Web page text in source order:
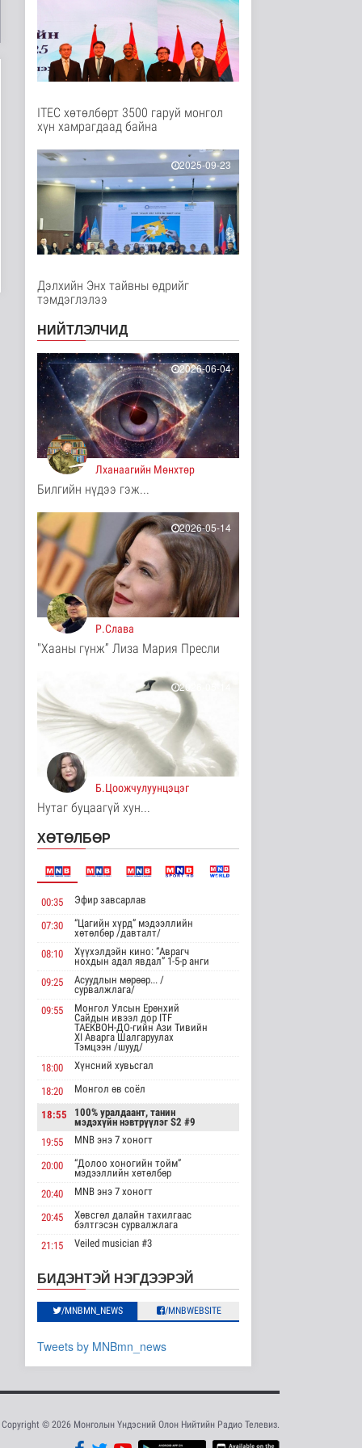
8 цаг 11 минутын өмнө
"Сэлэнгэ-2026” хээрийн
сургууль амжилттай
явагда..
9 цаг 56 минутын өмнө
Испани улс
цагаачлалын
маргааны улмаас
Дэлхийд
9 цаг 29 минутын өмнө
БНСУ залуу хосуудыг
гэрлэлтээ
бүртгүүлэхээс зайл..
10 цаг 31 минутын өмнө
хэрэгслийн үнэ багагүй
нэмэгдсэ..
Нийгэм
10 цаг 34 минутын өмнө
Турк, Саудын Араб,
Пакистан улсууд
батлан хамгаа..
Дэлхийд
10 цаг 38 минутын өмнө
"Онцгой амралт-2026"
авч э..
Нийгэм
10 цаг 40 минутын өмнө
Монгол-Оросын зэвсэгт
хүчний байлдааны
буудлагат..
Нийгэм
10 цаг 43 минутын өмнө
мянга гаруй га талбайд
тари..
Нийгэм
10 цаг 48 минутын өмнө
Хөдөө орон нутагт
нийлүүлэлтийг хоёр да..
Нийгэм
10 цаг 50 минутын өмнө
Байгаль орчин
Монгол Улсын Төрийн
дуулал
Энтертайнмент
13 цаг 17 минутын өмнө
мэдээллийн хөтөлбөр
/2026.08.08/
Нийгэм
2026-08-08 19:59
Хүүхэд залуус, бизнес
инкубат..
Нийгэм
2026-08-08 17:16
Сүхбаатар суманд
ын хүчин ча..
Улс төр
2026-08-08 17:02
агуулахууд эхнээсээ
ашиглалтад орох..
Улс төр
2026-08-08 15:56
ЦАГ АГААР:
Улаанбаатарт шөнөдөө
21 хэм дулаан
Хүүхдийн эрүүл,
аюулгүй орчинд
ITEC хөтөлбөрт 3500 гаруй монгол
хүн хамрагдаад байна
2025-09-23
Дэлхийн Энх тайвны өдрийг
тэмдэглэлээ
НИЙТЛЭЛЧИД
2026-06-04
Лханаагийн Мөнхтөр
Билгийн нүдээ гэж...
2026-05-14
Р.Слава
"Хааны гүнж” Лиза Мария Пресли
2026-05-14
Б.Цоожчулуунцэцэг
Нутаг буцаагүй хун...
ХӨТӨЛБӨР
00:35 Эфир завсарлав
07:30
“Цагийн хүрд” мэдээллийн
хөтөлбөр /давталт/
08:10
Хүүхэлдэйн кино: “Аврагч
нохдын адал явдал” 1-5-р анги
09:25
Асуудлын мөрөөр... /
сурвалжлага/
09:55
Монгол Улсын Ерөнхий
Сайдын ивээл дор ITF
ТАЕКВОН-ДО-гийн Ази Тивийн
XI Аварга Шалгаруулах
Тэмцээн /шууд/
18:00
Хүнсний хувьсгал
18:20 Монгол өв соёл
18:55
100% уралдаант, танин
мэдэхүйн нэвтрүүлэг S2 #9
19:55
MNB энэ 7 хоногт
20:00
“Долоо хоногийн тойм”
мэдээллийн хөтөлбөр
20:40
MNB энэ 7 хоногт
20:45
Хөвсгөл далайн тахилгаас
бэлтгэсэн сурвалжлага
21:15
Veiled musician #3
23:35
“Гэрэлтэй цонх” үдшийн
хөтөлбөр
БИДЭНТЭЙ НЭГДЭЭРЭЙ
/MNBMN_NEWS /MNBWEBSITE
Tweets by MNBmn_news
Copyright © 2026 Монголын Үндэсний Олон Нийтийн Радио Телевиз.